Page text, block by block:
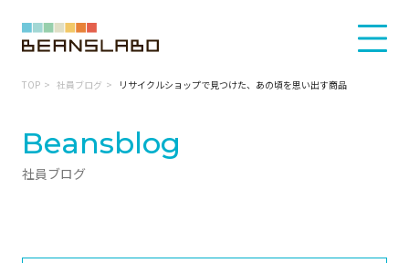
TOP 社員ブログ リサイクルショップで見つけた、あの頃を思い出す商品
Beansblog
社員ブログ